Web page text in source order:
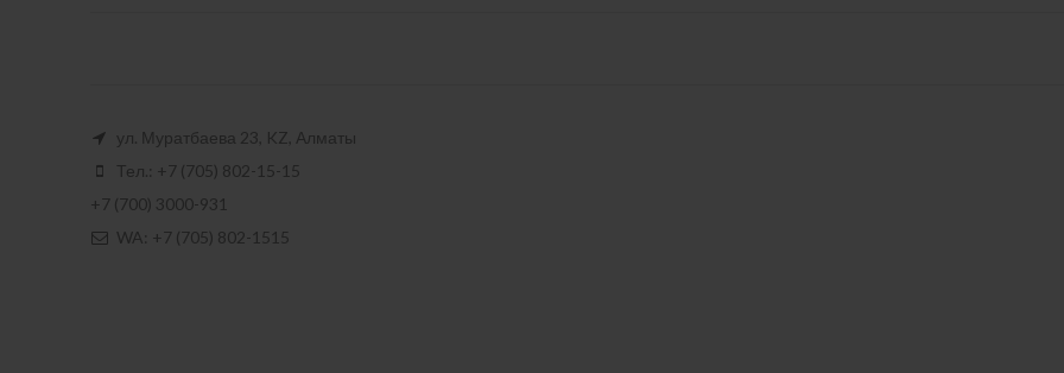
ул. Муратбаева 23, KZ, Алматы
Тел.: +7 (705) 802-15-15
+7 (700) 3000-931
WA: +7 (705) 802-1515